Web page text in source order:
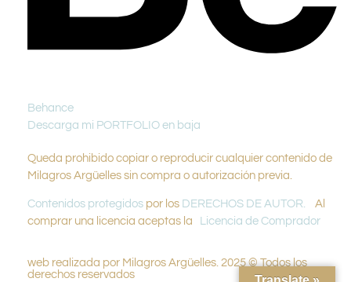
Behance
Descarga mi PORTFOLIO en baja
Queda prohibido copiar o reproducir cualquier contenido de
Milagros Argüelles sin compra o autorización previa.
Contenidos protegidos por los DERECHOS DE AUTOR. Al
comprar una licencia aceptas la
Licencia de Comprador
web realizada por Milagros Argüelles. 2025 © Todos los
derechos reservados